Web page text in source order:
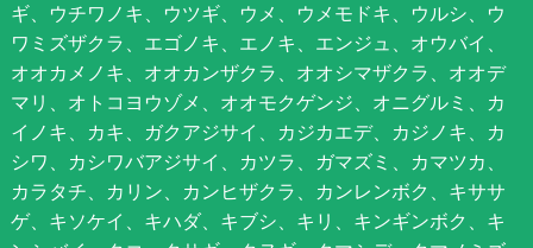
ギ、ウチワノキ、ウツギ、ウメ、ウメモドキ、ウルシ、ウ
ワミズザクラ、エゴノキ、エノキ、エンジュ、オウバイ、
オオカメノキ、オオカンザクラ、オオシマザクラ、オオデ
マリ、オトコヨウゾメ、オオモクゲンジ、オニグルミ、カ
イノキ、カキ、ガクアジサイ、カジカエデ、カジノキ、カ
シワ、カシワバアジサイ、カツラ、ガマズミ、カマツカ、
カラタチ、カリン、カンヒザクラ、カンレンボク、キササ
ゲ、キソケイ、キハダ、キブシ、キリ、キンギンボク、キ